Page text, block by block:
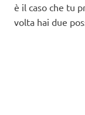
è il caso che tu
volta hai due